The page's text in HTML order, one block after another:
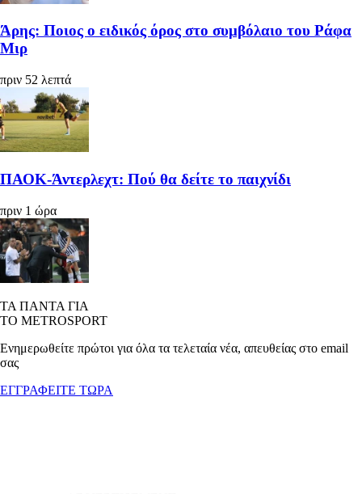
Άρης: Ποιος ο ειδικός όρος στο συμβόλαιο του Ράφα
Μιρ
πριν 52 λεπτά
ΠΑΟΚ-Άντερλεχτ: Πού θα δείτε το παιχνίδι
πριν 1 ώρα
ΤΑ ΠΑΝΤΑ ΓΙΑ
ΤΟ METROSPORT
Ενημερωθείτε πρώτοι για όλα τα τελεταία νέα, απευθείας στο email
σας
ΕΓΓΡΑΦΕΙΤΕ ΤΩΡΑ